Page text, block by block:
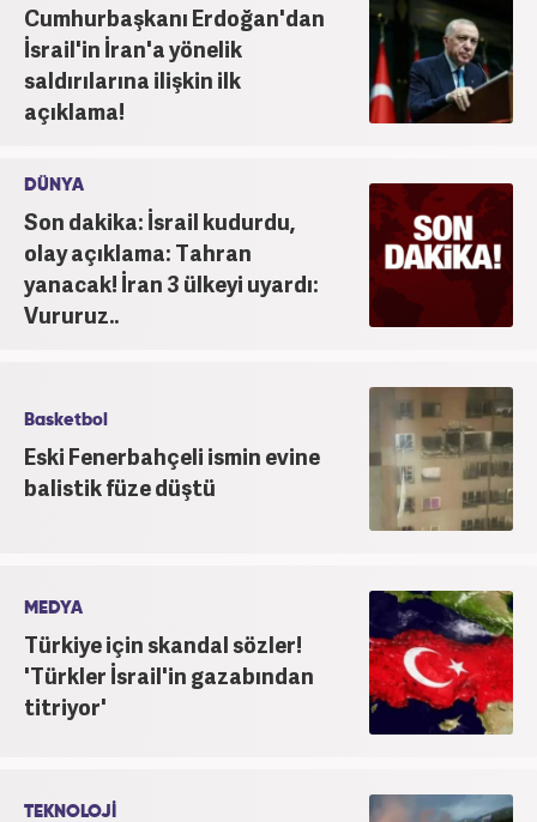
Cumhurbaşkanı Erdoğan'dan
İsrail'in İran'a yönelik
saldırılarına ilişkin ilk
açıklama!
DÜNYA
Son dakika: İsrail kudurdu,
olay açıklama: Tahran
yanacak! İran 3 ülkeyi uyardı:
Vururuz..
Basketbol
Eski Fenerbahçeli ismin evine
balistik füze düştü
MEDYA
Türkiye için skandal sözler!
'Türkler İsrail'in gazabından
titriyor'
TEKNOLOJİ